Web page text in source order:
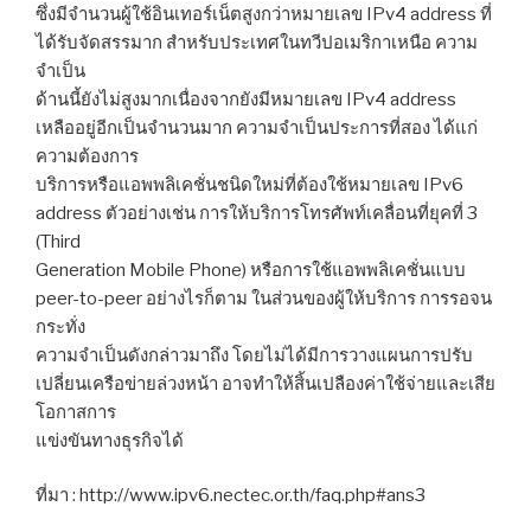
ซึ่งมีจำนวนผู้ใช้อินเทอร์เน็ตสูงกว่าหมายเลข IPv4 address ที่
ได้รับจัดสรรมาก สำหรับประเทศในทวีปอเมริกาเหนือ ความ
จำเป็น
ด้านนี้ยังไม่สูงมากเนื่องจากยังมีหมายเลข IPv4 address
เหลืออยู่อีกเป็นจำนวนมาก ความจำเป็นประการที่สอง ได้แก่
ความต้องการ
บริการหรือแอพพลิเคชั่นชนิดใหม่ที่ต้องใช้หมายเลข IPv6
address ตัวอย่างเช่น การให้บริการโทรศัพท์เคลื่อนที่ยุคที่ 3
(Third
Generation Mobile Phone) หรือการใช้แอพพลิเคชั่นแบบ
peer-to-peer อย่างไรก็ตาม ในส่วนของผู้ให้บริการ การรอจน
กระทั่ง
ความจำเป็นดังกล่าวมาถึง โดยไม่ได้มีการวางแผนการปรับ
เปลี่ยนเครือข่ายล่วงหน้า อาจทำให้สิ้นเปลืองค่าใช้จ่ายและเสีย
โอกาสการ
แข่งขันทางธุรกิจได้
ที่มา : http://www.ipv6.nectec.or.th/faq.php#ans3